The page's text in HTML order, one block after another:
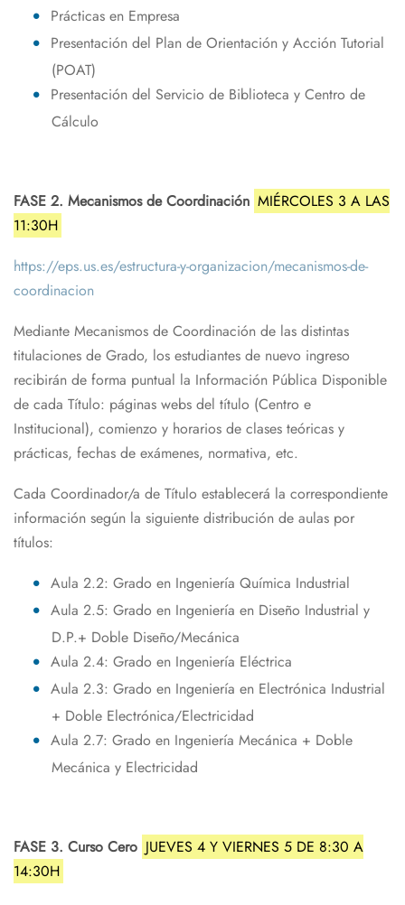
Prácticas en Empresa
Presentación del Plan de Orientación y Acción Tutorial
(POAT)
Presentación del Servicio de Biblioteca y Centro de
Cálculo
FASE 2. Mecanismos de Coordinación MIÉRCOLES 3 A LAS
11:30H
https://eps.us.es/estructura-y-organizacion/mecanismos-de-
coordinacion
Mediante Mecanismos de Coordinación de las distintas
titulaciones de Grado, los estudiantes de nuevo ingreso
recibirán de forma puntual la Información Pública Disponible
de cada Título: páginas webs del título (Centro e
Institucional), comienzo y horarios de clases teóricas y
prácticas, fechas de exámenes, normativa, etc.
Cada Coordinador/a de Título establecerá la correspondiente
información según la siguiente distribución de aulas por
títulos:
Aula 2.2: Grado en Ingeniería Química Industrial
Aula 2.5: Grado en Ingeniería en Diseño Industrial y
D.P.+ Doble Diseño/Mecánica
Aula 2.4: Grado en Ingeniería Eléctrica
Aula 2.3: Grado en Ingeniería en Electrónica Industrial
+ Doble Electrónica/Electricidad
Aula 2.7: Grado en Ingeniería Mecánica + Doble
Mecánica y Electricidad
FASE 3. Curso Cero JUEVES 4 Y VIERNES 5 DE 8:30 A
14:30H